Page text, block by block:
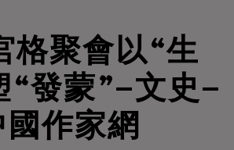
格聚會以“生
“發蒙”–文史–
國作家網